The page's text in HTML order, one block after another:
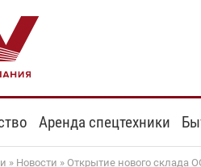
Аренда спецтехники
» Новости » Открытие нового склада